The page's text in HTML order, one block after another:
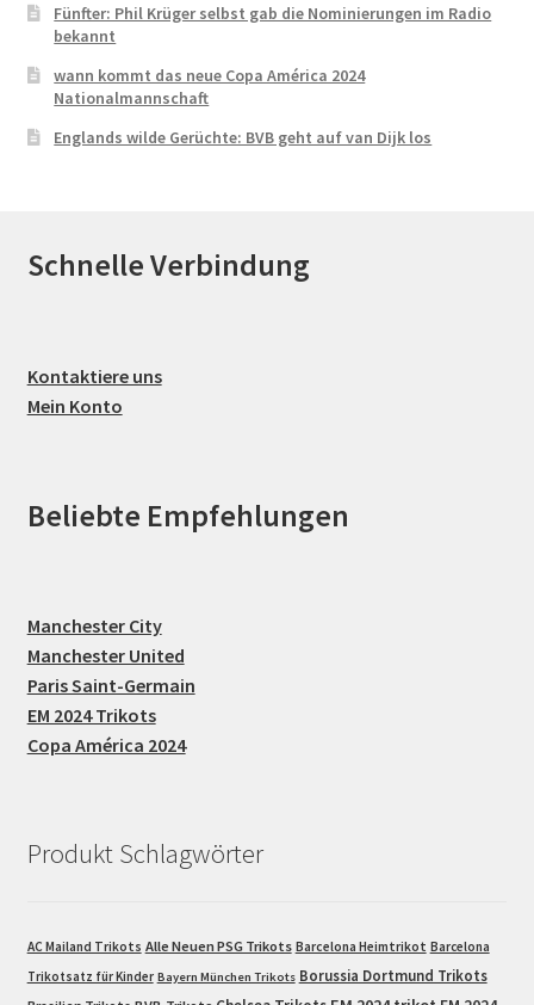
Fünfter: Phil Krüger selbst gab die Nominierungen im Radio
bekannt
wann kommt das neue Copa América 2024
Nationalmannschaft
Englands wilde Gerüchte: BVB geht auf van Dijk los
Schnelle Verbindung
Kontaktiere uns
Mein Konto
Beliebte Empfehlungen
Manchester City
Manchester United
Paris Saint-Germain
EM 2024 Trikots
Copa América 2024
Produkt Schlagwörter
AC Mailand Trikots Alle Neuen PSG Trikots Barcelona Heimtrikot Barcelona
Trikotsatz für Kinder Bayern München Trikots Borussia Dortmund Trikots